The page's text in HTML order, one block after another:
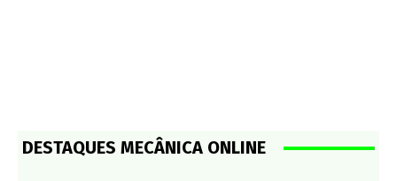
DESTAQUES MECÂNICA ONLINE